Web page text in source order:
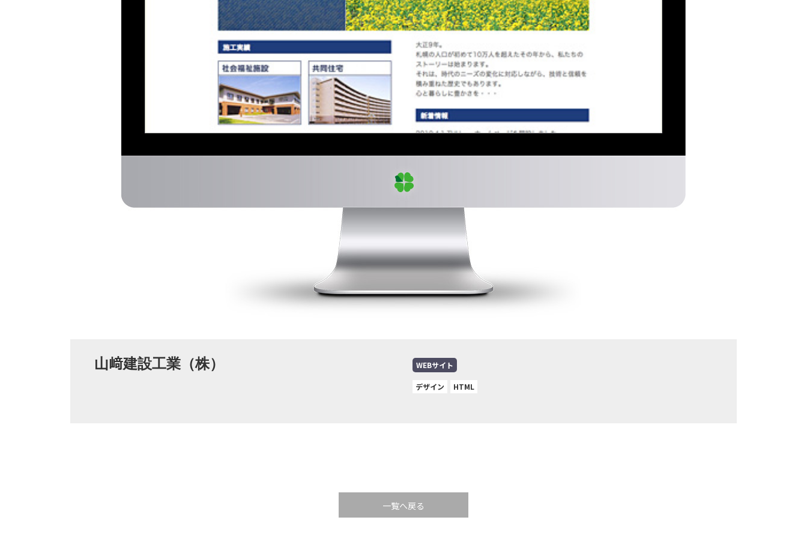
山﨑建設工業（株） WEBサイト
デザイン HTML
一覧へ戻る